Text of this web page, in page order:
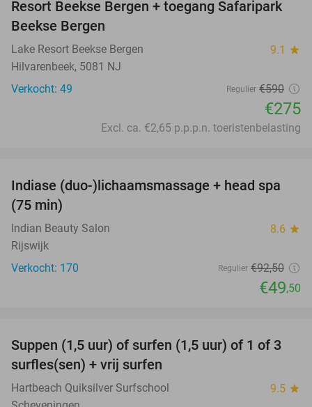
Resort Beekse Bergen + toegang Safaripark
Beekse Bergen
Lake Resort Beekse Bergen 9.1 star
Hilvarenbeek, 5081 NJ
Verkocht: 49
Regulier €590
€275
Excl. ca. €2,65 p.p.p.n. toeristenbelasting
46%
Indiase (duo-)lichaamsmassage + head spa
(75 min)
Indian Beauty Salon 8.6 star
Rijswijk
Verkocht: 170
Regulier €92,50
€49,50
41%
Suppen (1,5 uur) of surfen (1,5 uur) of 1 of 3
surfles(sen) + vrij surfen
Hartbeach Quiksilver Surfschool 9.5 star